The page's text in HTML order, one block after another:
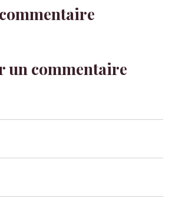
un commentaire